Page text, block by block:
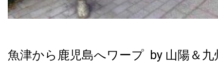
魚津から鹿児島へワープ by 山陽＆